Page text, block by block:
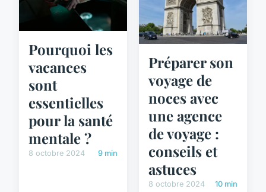
Pourquoi les
vacances
sont
essentielles
pour la santé
mentale ?
8 octobre 2024 9 min
Préparer son
voyage de
noces avec
une agence
de voyage :
conseils et
astuces
8 octobre 2024 10 min